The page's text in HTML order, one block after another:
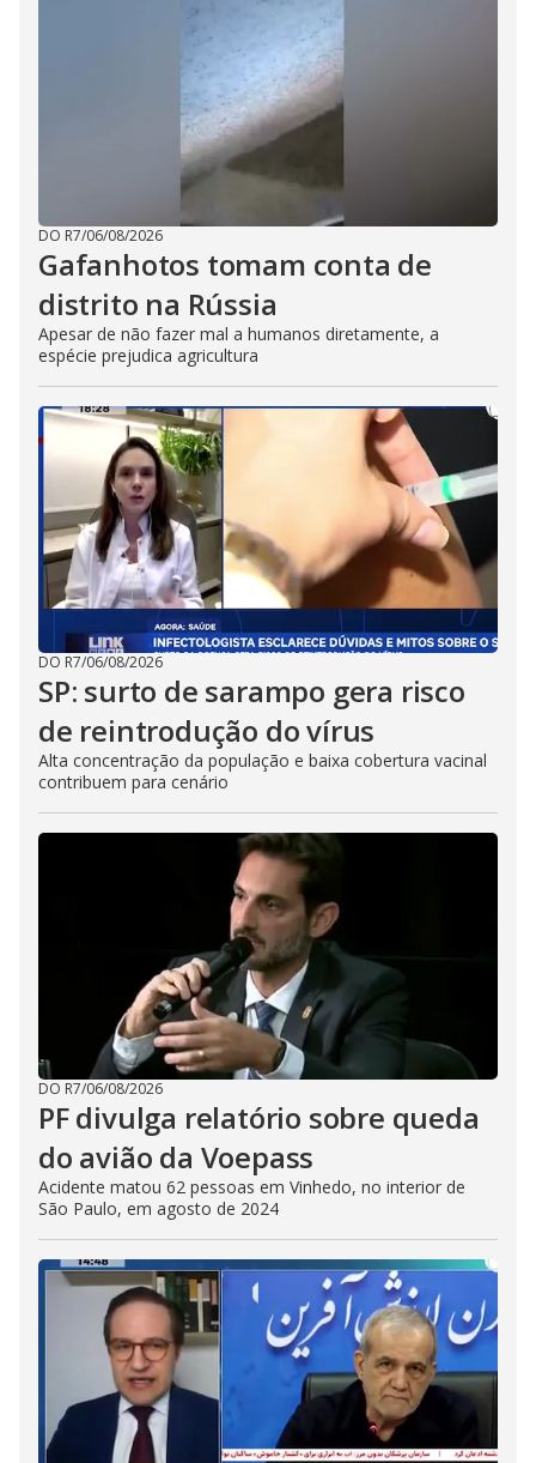
DO R7/06/08/2026
Gafanhotos tomam conta de
distrito na Rússia
Apesar de não fazer mal a humanos diretamente, a
espécie prejudica agricultura
DO R7/06/08/2026
SP: surto de sarampo gera risco
de reintrodução do vírus
Alta concentração da população e baixa cobertura vacinal
contribuem para cenário
DO R7/06/08/2026
PF divulga relatório sobre queda
do avião da Voepass
Acidente matou 62 pessoas em Vinhedo, no interior de
São Paulo, em agosto de 2024